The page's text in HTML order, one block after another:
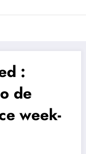
du football
:
de
week-